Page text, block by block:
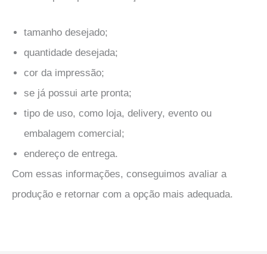
tamanho desejado;
quantidade desejada;
cor da impressão;
se já possui arte pronta;
tipo de uso, como loja, delivery, evento ou
embalagem comercial;
endereço de entrega.
Com essas informações, conseguimos avaliar a
produção e retornar com a opção mais adequada.